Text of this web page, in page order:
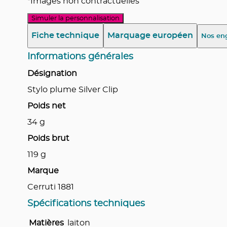
Simuler la personnalisation
Fiche technique Marquage européen Nos
Informations générales
Désignation
Stylo plume Silver Clip
Poids net
34g
Poids brut
119 g
Marque
Cerruti 1881
Spécifications techniques
Matières laiton